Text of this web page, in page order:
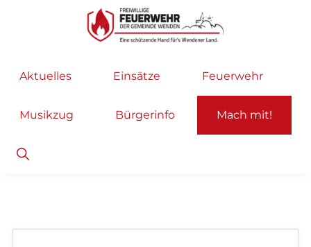
Hauptnavigation
Feuerwehr
helfen
selbstverständlich!
Aktuelles Einsätze Feuerwehr
Musikzug Bürgerinfo Mach mit!
Show
Search